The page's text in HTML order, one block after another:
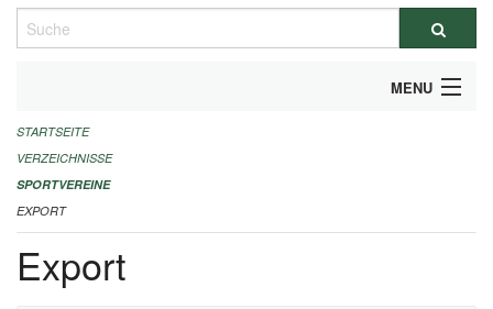
Suche
MENU
ALLGEMEINE INFORMATIONEN
FINANZIELLE UNTERSTÜTZUNG BENÖTIGT?
KONTAKT
STARTSEITE
VERZEICHNISSE
SPORTVEREINE
EXPORT
Export